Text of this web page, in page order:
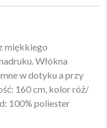
miękkiego
Włókna
w dotyku a przy
160 cm, kolor róż/
100% poliester